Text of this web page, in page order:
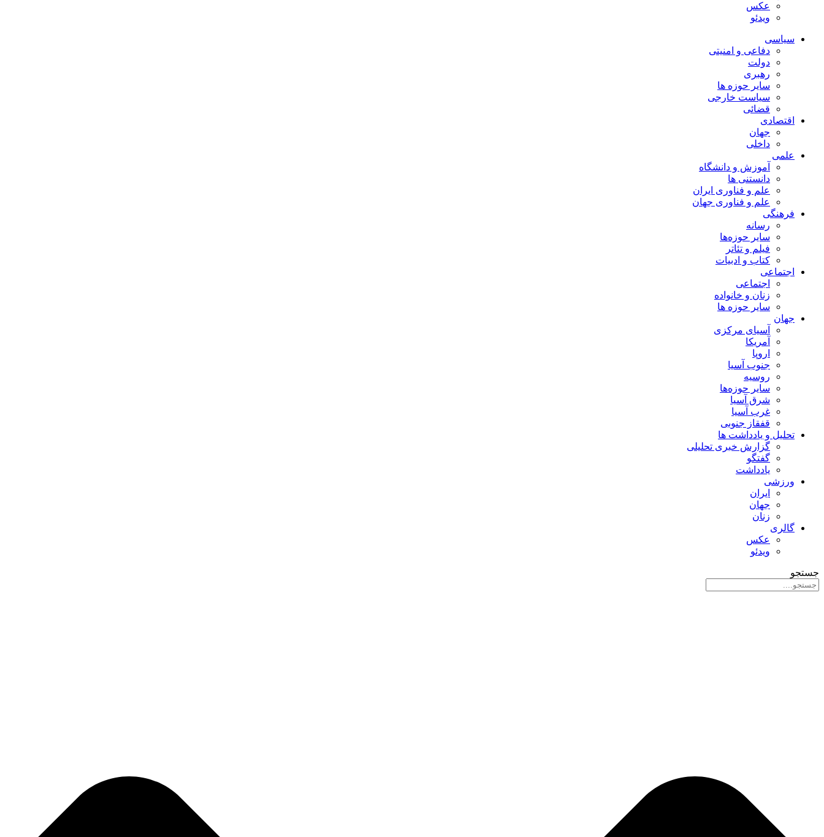
عکس
ویدئو
سیاسی
دفاعی و امنیتی
دولت
رهبری
سایر حوزه ها
سیاست خارجی
قضائی
اقتصادی
جهان
داخلی
علمی
آموزش و دانشگاه
دانستنی ها
علم و فناوری ایران
علم و فناوری جهان
فرهنگی
رسانه
سایر حوزه‌ها
فیلم و تئاتر
کتاب و ادبیات
اجتماعی
اجتماعی
زنان و خانواده
سایر حوزه ها
جهان
آسیای مرکزی
آمریکا
اروپا
جنوب آسیا
روسیه
سایر حوزه‌ها
شرق آسیا
غرب آسیا
قفقاز جنوبی
تحلیل و یادداشت ها
گزارش خبری تحلیلی
گفتگو
یادداشت
ورزشی
ایران
جهان
زنان
گالری
عکس
ویدئو
جستجو